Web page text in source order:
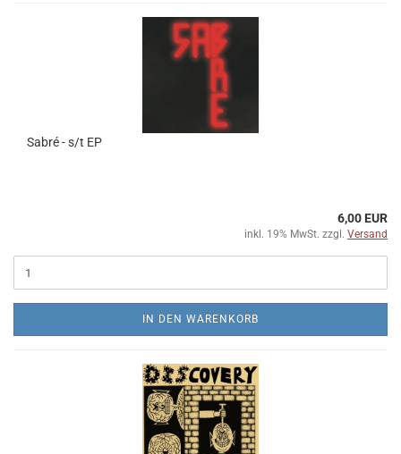
Sabré - s​/​t EP
6,00 EUR
inkl. 19% MwSt. zzgl. Versand
IN DEN WARENKORB